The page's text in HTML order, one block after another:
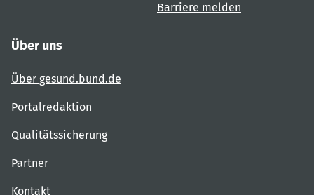
Barriere melden
Über uns
Über gesund.bund.de
Portalredaktion
Qualitätssicherung
Partner
Kontakt